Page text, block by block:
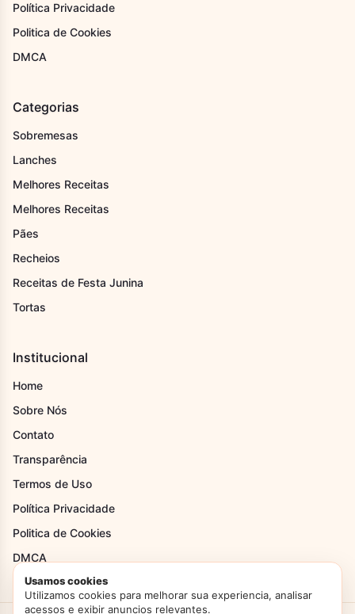
Política Privacidade
Politica de Cookies
DMCA
Categorias
Sobremesas
Lanches
Melhores Receitas
Melhores Receitas
Pães
Recheios
Receitas de Festa Junina
Tortas
Institucional
Home
Sobre Nós
Contato
Transparência
Termos de Uso
Política Privacidade
Politica de Cookies
DMCA
Usamos cookies
Utilizamos cookies para melhorar sua experiencia, analisar
acessos e exibir anuncios relevantes.